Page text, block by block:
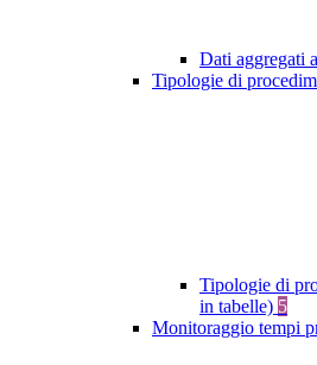
Dati aggregati
Tipologie di
Tipologie di
in tabelle) 5
Monitoraggio tempi